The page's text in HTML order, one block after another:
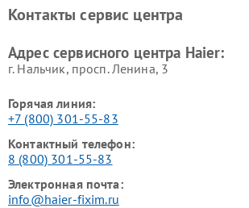
Ремонт роботов-пылесосов
Ремонт
Контакты сервис центра
Адрес сервисного центра Haier:
г. Нальчик, просп. Ленина, 3
Горячая линия:
+7 (800) 301-55-83
Контактный телефон:
8 (800) 301-55-83
Электронная почта:
info@haier-fixim.ru